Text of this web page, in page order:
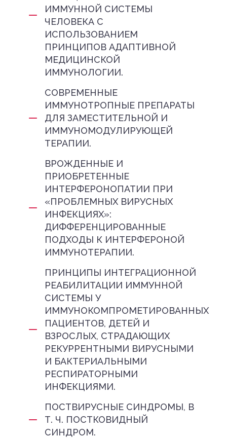
ИММУННОЙ СИСТЕМЫ
ЧЕЛОВЕКА С
ИСПОЛЬЗОВАНИЕМ
ПРИНЦИПОВ АДАПТИВНОЙ
МЕДИЦИНСКОЙ
ИММУНОЛОГИИ.
СОВРЕМЕННЫЕ
ИММУНОТРОПНЫЕ ПРЕПАРАТЫ
ДЛЯ ЗАМЕСТИТЕЛЬНОЙ И
ИММУНОМОДУЛИРУЮЩЕЙ
ТЕРАПИИ.
ВРОЖДЕННЫЕ И
ПРИОБРЕТЕННЫЕ
ИНТЕРФЕРОНОПАТИИ ПРИ
«ПРОБЛЕМНЫХ ВИРУСНЫХ
ИНФЕКЦИЯХ»:
ДИФФЕРЕНЦИРОВАННЫЕ
ПОДХОДЫ К ИНТЕРФЕРОНОЙ
ИММУНОТЕРАПИИ.
ПРИНЦИПЫ ИНТЕГРАЦИОННОЙ
РЕАБИЛИТАЦИИ ИММУННОЙ
СИСТЕМЫ У
ИММУНОКОМПРОМЕТИРОВАННЫХ
ПАЦИЕНТОВ, ДЕТЕЙ И
ВЗРОСЛЫХ, СТРАДАЮЩИХ
РЕКУРРЕНТНЫМИ ВИРУСНЫМИ
И БАКТЕРИАЛЬНЫМИ
РЕСПИРАТОРНЫМИ
ИНФЕКЦИЯМИ.
ПОСТВИРУСНЫЕ СИНДРОМЫ, В
Т. Ч. ПОСТКОВИДНЫЙ
СИНДРОМ.